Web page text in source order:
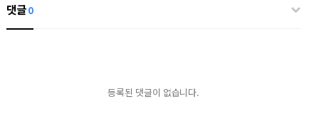
댓글0
등록된 댓글이 없습니다.